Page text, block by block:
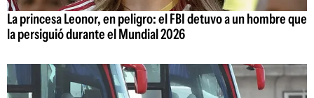
La princesa Leonor, en peligro: el FBI detuvo a un hombre que
la persiguió durante el Mundial 2026